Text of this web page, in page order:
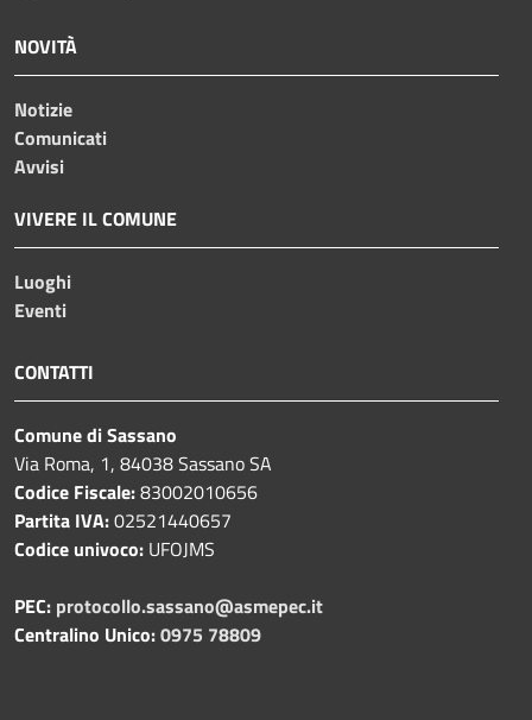
NOVITÀ
Notizie
Comunicati
Avvisi
VIVERE IL COMUNE
Luoghi
Eventi
CONTATTI
Comune di Sassano
Via Roma, 1, 84038 Sassano SA
Codice Fiscale:83002010656
Partita IVA:02521440657
Codice univoco: UFOJMS
PEC: protocollo.sassano@asmepec.it
Centralino Unico:0975 78809